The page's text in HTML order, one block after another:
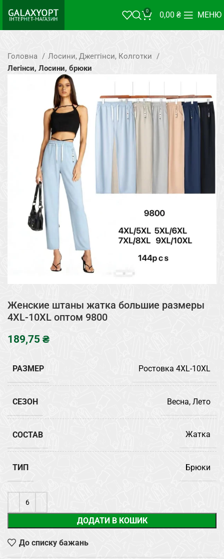
0 0,00 ₴ МЕНЮ
Головна
Лосини, Джеггінси, Колготки
Легінси, Лосини, брюки
Женские штаны жатка большие размеры
4XL-10XL оптом 9800
₴
РАЗМЕР Ростовка 4XL-10XL
СЕЗОН Весна, Лето
СОСТАВ Жатка
ТИП Брюки
ДОДАТИ В КОШИК
До списку бажань